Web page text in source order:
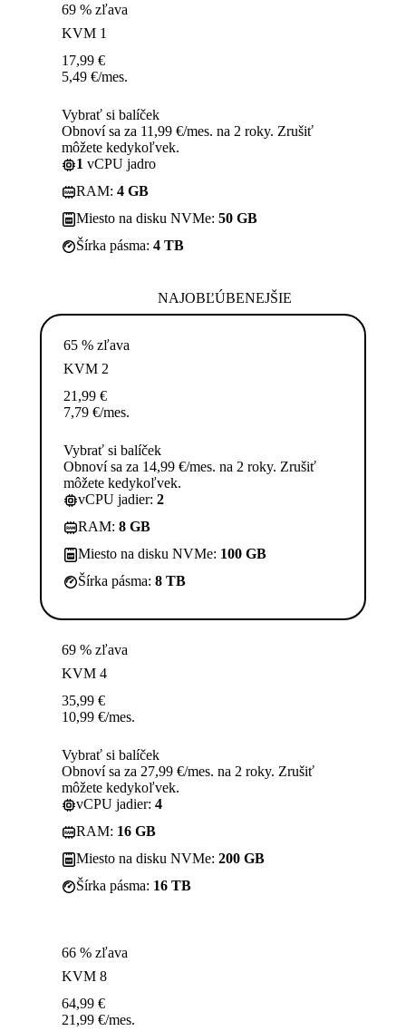
69 % zľava
KVM 1
17,99 €
5,49 €/mes.
Vybrať si balíček
Obnoví sa za 11,99 €/mes. na 2 roky. Zrušiť
môžete kedykoľvek.
1 vCPU jadro
RAM: 4 GB
Miesto na disku NVMe: 50 GB
Šírka pásma: 4 TB
NAJOBĽÚBENEJŠIE
65 % zľava
KVM 2
21,99 €
7,79 €/mes.
Vybrať si balíček
Obnoví sa za 14,99 €/mes. na 2 roky. Zrušiť
môžete kedykoľvek.
vCPU jadier: 2
RAM: 8 GB
Miesto na disku NVMe: 100 GB
Šírka pásma: 8 TB
69 % zľava
KVM 4
35,99 €
10,99 €/mes.
Vybrať si balíček
Obnoví sa za 27,99 €/mes. na 2 roky. Zrušiť
môžete kedykoľvek.
vCPU jadier: 4
RAM: 16 GB
Miesto na disku NVMe: 200 GB
Šírka pásma: 16 TB
66 % zľava
KVM 8
64,99 €
21,99 €/mes.